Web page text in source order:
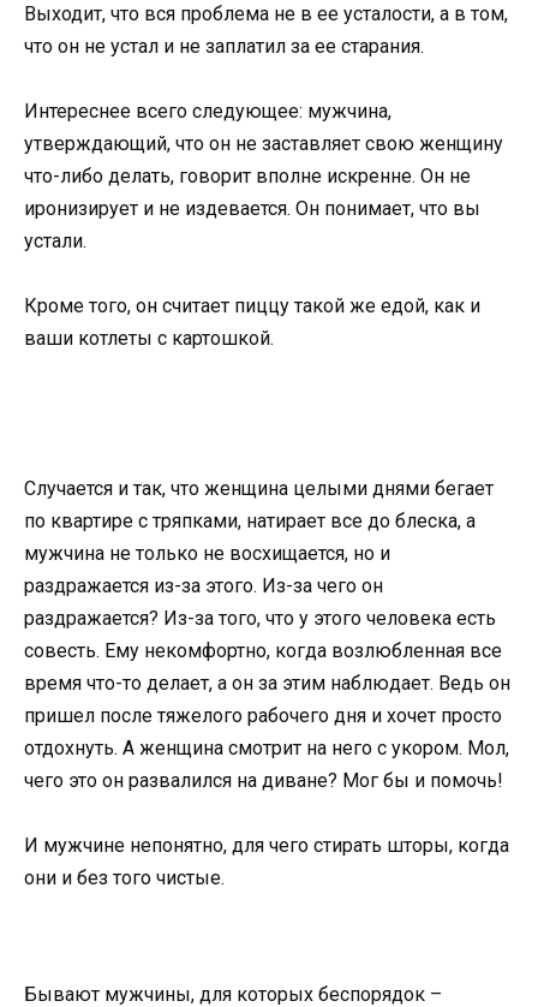
Выходит, что вся проблема не в ее усталости, а в том,
что он не устал и не заплатил за ее старания.
Интереснее всего следующее: мужчина,
утверждающий, что он не заставляет свою женщину
что-либо делать, говорит вполне искренне. Он не
иронизирует и не издевается. Он понимает, что вы
устали.
Кроме того, он считает пиццу такой же едой, как и
ваши котлеты с картошкой.
Случается и так, что женщина целыми днями бегает
по квартире с тряпками, натирает все до блеска, а
мужчина не только не восхищается, но и
раздражается из-за этого. Из-за чего он
раздражается? Из-за того, что у этого человека есть
совесть. Ему некомфортно, когда возлюбленная все
время что-то делает, а он за этим наблюдает. Ведь он
пришел после тяжелого рабочего дня и хочет просто
отдохнуть. А женщина смотрит на него с укором. Мол,
чего это он развалился на диване? Мог бы и помочь!
И мужчине непонятно, для чего стирать шторы, когда
они и без того чистые.
Бывают мужчины, для которых беспорядок –